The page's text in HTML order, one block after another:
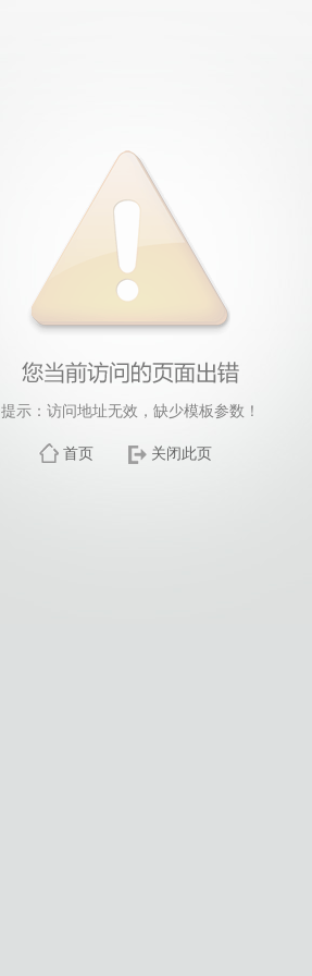
提示：访问地址无效，缺少模板参数！
首页 关闭此页